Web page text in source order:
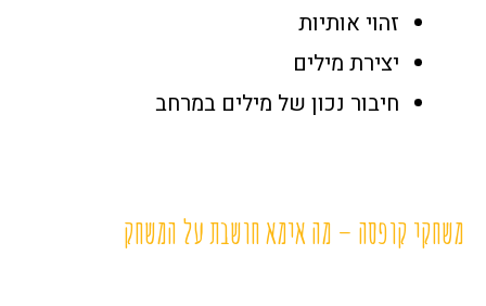
זהוי אותיות
יצירת מילים
חיבור נכון של מילים במרחב
משחקי קופסה – מה אימא חושבת על המשחק